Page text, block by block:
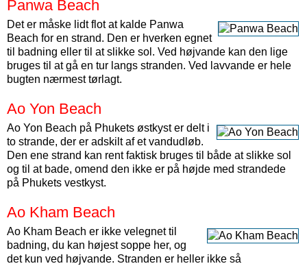
Panwa Beach
Det er måske lidt flot at kalde Panwa
Beach for en strand. Den er hverken egnet
til badning eller til at slikke sol. Ved højvande kan den lige
bruges til at gå en tur langs stranden. Ved lavvande er hele
bugten nærmest tørlagt.
Ao Yon Beach
Ao Yon Beach på Phukets østkyst er delt i
to strande, der er adskilt af et vandudløb.
Den ene strand kan rent faktisk bruges til både at slikke sol
og til at bade, omend den ikke er på højde med strandede
på Phukets vestkyst.
Ao Kham Beach
Ao Kham Beach er ikke velegnet til
badning, du kan højest soppe her, og
det kun ved højvande. Stranden er heller ikke så